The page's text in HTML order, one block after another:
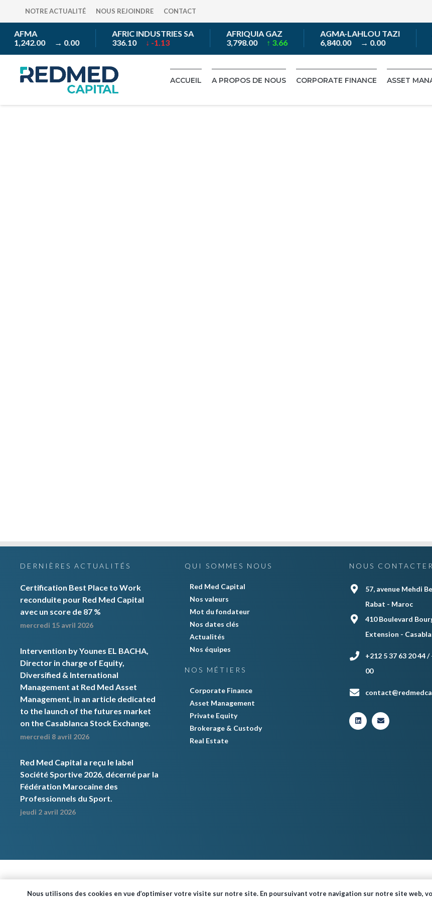
NOTRE ACTUALITÉ NOUS REJOINDRE CONTACT
AFMA
1,242.00→ 0.00
AFRIC INDUSTRIES SA
336.10↓ -1.13
AFRIQUIA GAZ
3,798.00↑ 3.66
AGMA-LAHLOU TAZI
6,840.00→ 0.00
ACCUEIL A PROPOS DE NOUS CORPORATE FINANCE ASSET
DERNIÈRES ACTUALITÉS
Certification Best Place to Work
reconduite pour Red Med Capital
avec un score de 87 %
mercredi 15 avril 2026
Intervention by Younes EL BACHA,
Director in charge of Equity,
Diversified & International
Management at Red Med Asset
Management, in an article dedicated
to the launch of the futures market
on the Casablanca Stock Exchange.
mercredi 8 avril 2026
Red Med Capital a reçu le label
Société Sportive 2026, décerné par la
Fédération Marocaine des
Professionnels du Sport.
jeudi 2 avril 2026
QUI SOMMES NOUS
Red Med Capital
Nos valeurs
Mot du fondateur
Nos dates clés
Actualités
Nos équipes
NOS MÉTIERS
Corporate Finance
Asset Management
Private Equity
Brokerage & Custody
Real Estate
NOUS CONTACTER
57, avenue Mehdi
Rabat - Maroc
410 Boulevard
Extension -
+212 5 37 63 20 44
00
Nous utilisons des cookies en vue d’optimiser votre visite sur notre site. En poursuivant votre navigation sur notre site web,